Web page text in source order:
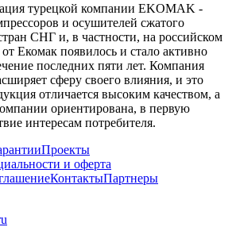
турецкой компании EKOMAK -
и осушителей сжатого
СНГ и, в частности, на российском
Екомак появилось и стало активно
последних пяти лет. Компания
сферу своего влияния, и это
отличается высоким качеством, а
ориентирована, в первую
интересам потребителя.
Проекты
и оферта
КонтактыПартнеры